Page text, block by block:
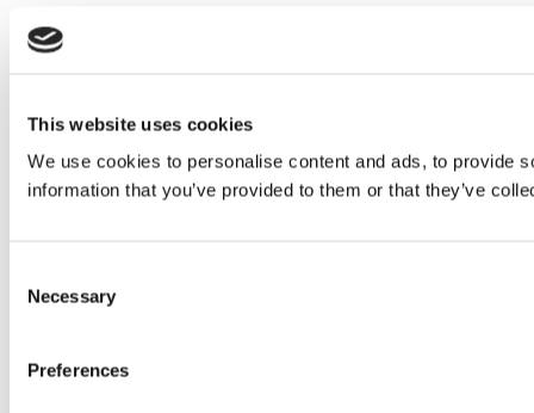
This website uses cookies
We use cookies to personalise content and ads, to provide
information that you’ve provided to them or that they’ve
Selection
Necessary
Preferences